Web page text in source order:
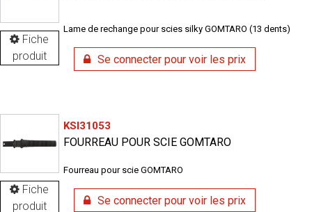
Fiche
produit
Lame de rechange pour scies silky GOMTARO (13 dents)
Se connecter pour voir les prix
Fiche
produit
KSI31053
FOURREAU POUR SCIE GOMTARO
Fourreau pour scie GOMTARO
Se connecter pour voir les prix